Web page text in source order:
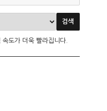
도가 더욱 빨라집니다.